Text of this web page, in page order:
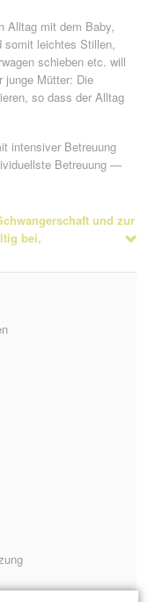
Alltag mit dem Baby,
somit leichtes Stillen,
schieben etc. will
junge Mütter: Die
so dass der Alltag
intensiver Betreuung
Betreuung —
und zur
bei,